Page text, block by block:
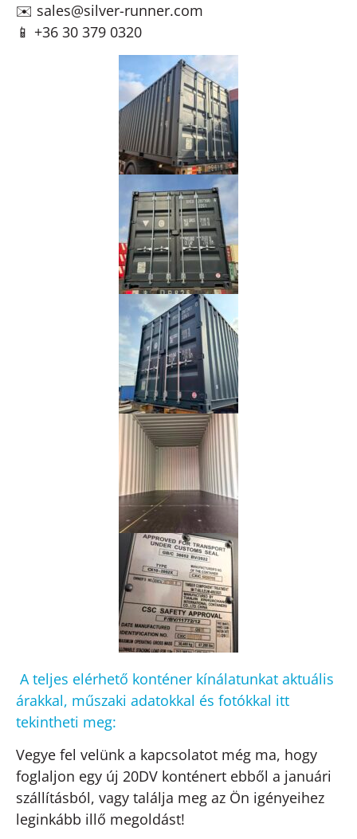
✉️ sales@silver-runner.com
📱 +36 30 379 0320
A teljes elérhető konténer kínálatunkat aktuális
árakkal, műszaki adatokkal és fotókkal itt
tekintheti meg:
Vegye fel velünk a kapcsolatot még ma, hogy
foglaljon egy új 20DV konténert ebből a januári
szállításból, vagy találja meg az Ön igényeihez
leginkább illő megoldást!